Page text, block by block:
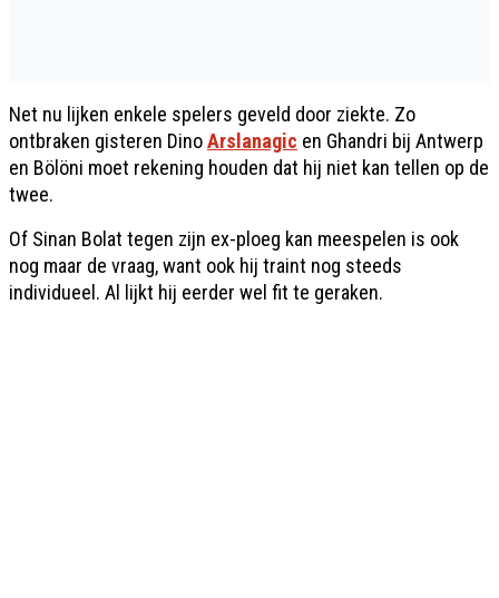
Net nu lijken enkele spelers geveld door ziekte. Zo
ontbraken gisteren DinoArslanagic en Ghandri bij Antwerp
en Bölöni moet rekening houden dat hij niet kan tellen op de
twee.
Of Sinan Bolat tegen zijn ex-ploeg kan meespelen is ook
nog maar de vraag, want ook hij traint nog steeds
individueel. Al lijkt hij eerder wel fit te geraken.